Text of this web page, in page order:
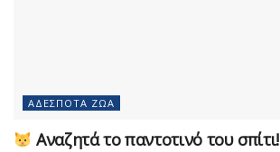
ΑΔΈΣΠΟΤΑ ΖΏΑ
Αναζητά το παντοτινό του σπίτι!